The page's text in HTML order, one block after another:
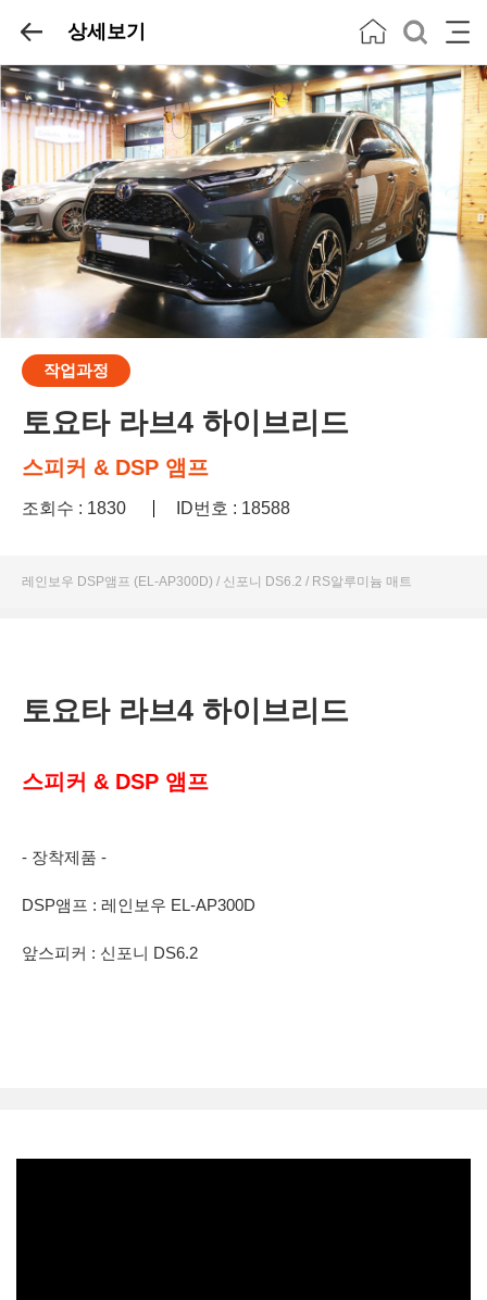
상세보기
작업과정
토요타 라브4 하이브리드
스피커 & DSP 앰프
조회수 : 1830 ID번호 : 18588
레인보우 DSP앰프 (EL-AP300D) / 신포니 DS6.2 / RS알루미늄 매트
토요타 라브4 하이브리드
스피커 & DSP 앰프
- 장착제품 -
DSP앰프 : 레인보우 EL-AP300D
앞스피커 : 신포니 DS6.2